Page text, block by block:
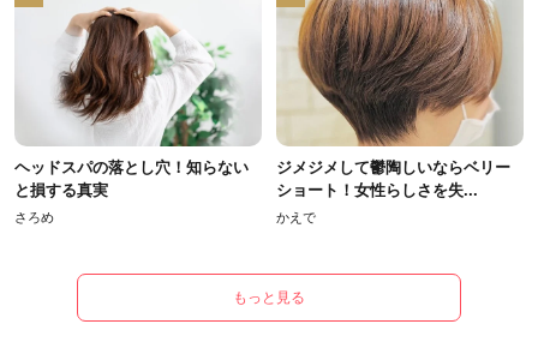
ヘッドスパの落とし穴！知らない
と損する真実
さろめ
ジメジメして鬱陶しいならベリー
ショート！女性らしさを失...
かえで
もっと見る